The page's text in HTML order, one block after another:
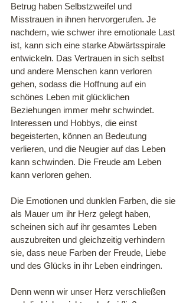
Betrug haben Selbstzweifel und
Misstrauen in ihnen hervorgerufen. Je
nachdem, wie schwer ihre emotionale Last
ist, kann sich eine starke Abwärtsspirale
entwickeln. Das Vertrauen in sich selbst
und andere Menschen kann verloren
gehen, sodass die Hoffnung auf ein
schönes Leben mit glücklichen
Beziehungen immer mehr schwindet.
Interessen und Hobbys, die einst
begeisterten, können an Bedeutung
verlieren, und die Neugier auf das Leben
kann schwinden. Die Freude am Leben
kann verloren gehen.
Die Emotionen und dunklen Farben, die sie
als Mauer um ihr Herz gelegt haben,
scheinen sich auf ihr gesamtes Leben
auszubreiten und gleichzeitig verhindern
sie, dass neue Farben der Freude, Liebe
und des Glücks in ihr Leben eindringen.
Denn wenn wir unser Herz verschließen